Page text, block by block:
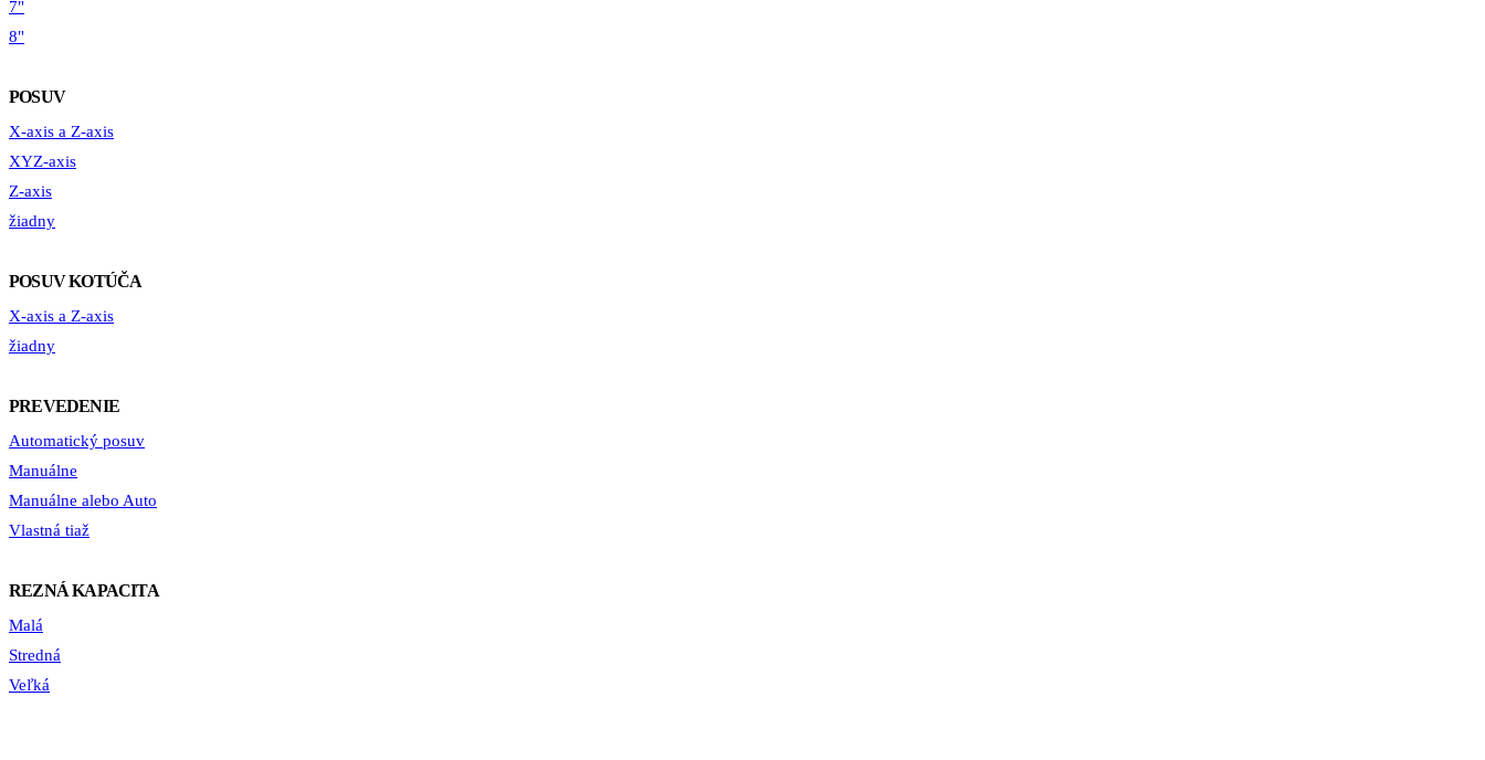
7"
8"
POSUV
X-axis a Z-axis
XYZ-axis
Z-axis
žiadny
POSUV KOTÚČA
X-axis a Z-axis
žiadny
PREVEDENIE
Automatický posuv
Manuálne
Manuálne alebo Auto
Vlastná tiaž
REZNÁ KAPACITA
Malá
Stredná
Veľká